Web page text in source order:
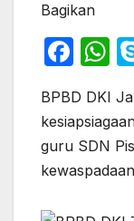
Bagikan
F
c
e
b
at
s
A
BPBD DKI
guru SDN